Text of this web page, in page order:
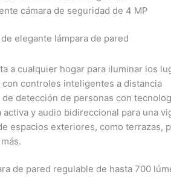
cámara de seguridad de 4 MP
elegante lámpara de pared
a cualquier hogar para iluminar los
con controles inteligentes a distancia
de detección de personas con
activa y audio bidireccional para una
espacios exteriores, como terrazas,
de pared regulable de hasta 700